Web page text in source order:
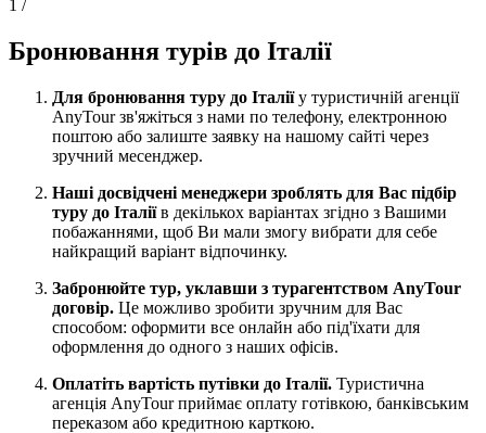
1 /
Бронювання турів до Італії
Для бронювання туру до Італіїу туристичній агенції
AnyTour зв'яжіться з нами по телефону, електронною
поштою або залиште заявку на нашому сайті через
зручний месенджер.
Наші досвідчені менеджери зроблять для Вас підбір
туру до Італіїв декількох варіантах згідно з Вашими
побажаннями, щоб Ви мали змогу вибрати для себе
найкращий варіант відпочинку.
Забронюйте тур, уклавши з турагентством AnyTour
договір. Це можливо зробити зручним для Вас
способом: оформити все онлайн або під'їхати для
оформлення до одного з наших офісів.
Оплатіть вартість путівки до Італії. Туристична
агенція AnyTour приймає оплату готівкою, банківським
переказом або кредитною карткою.